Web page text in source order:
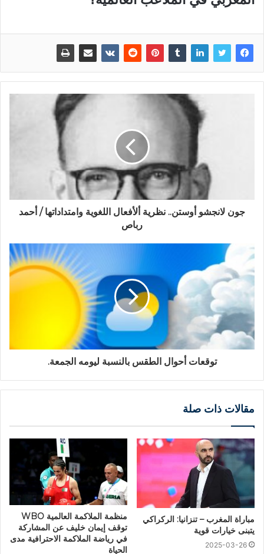
جون لانجشو أوستن.. نظرية ألأفعال اللغوية وامتداداتها / أحمد
رباص
توقعات أحوال الطقس بالنسبة ليومه الجمعة.
مقالات ذات صلة
مباراة المغرب – تنزانيا: الركراكي
يتبنى خيارات قوية
2025-03-26
منظمة الملاكمة العالمية WBO
توقف إيمان خليف عن المشاركة
في رياضة الملاكمة الاحترافية مدى
الحياة